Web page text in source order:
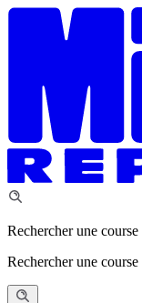
Rechercher une course
Rechercher une course